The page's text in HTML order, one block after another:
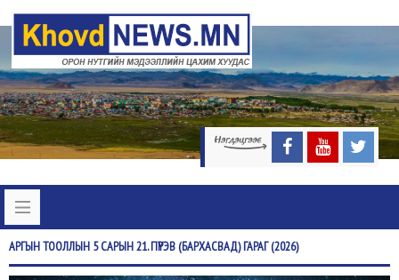
АРГЫНТООЛЛЫН 5 САРЫН 21. ПҮРЭВ (БАРХАСВАД) ГАРАГ (2026)